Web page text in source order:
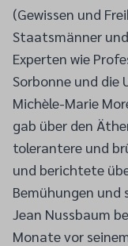
(Gewissen und
Staatsmänner
Experten wie
Sorbonne und die
Michèle-Marie
gab über den
tolerantere und
und berichtete
Bemühungen und
Jean Nussbaum
Monate vor